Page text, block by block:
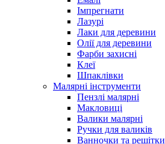
Імпрегнати
Лазурі
Лаки для деревини
Олії для деревини
Фарби захисні
Клеї
Шпаклівки
Малярні інструменти
Пензлі малярні
Макловиці
Валики малярні
Ручки для валиків
Ванночки та решітки